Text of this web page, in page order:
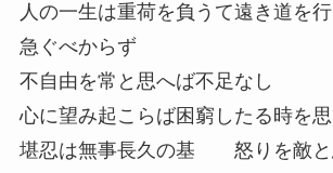
人の一生は重荷を負うて遠き道を
急ぐべからず
不自由を常と思へば不足なし
心に望み起こらば困窮したる時を
堪忍は無事長久の基 怒りを敵